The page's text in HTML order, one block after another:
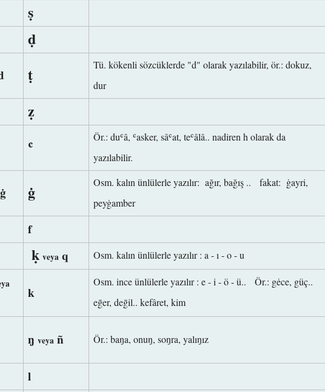
ṣ
ḍ
ṭ
Tü. kökenli sözcüklerde "d" olarak yazılabilir, ör.: dokuz,
dur
ẓ
ʿ
Ör.: duʿâ, ʿasker, sâʿat, teʿâlâ.. nadiren h olarak da
yazılabilir.
ġ ġ Osm. kalın ünlülerle yazılır:ağır, bağış .. fakat: ġayri,
peyġamber
f
ḳ veya q Osm. kalın ünlülerle yazılır : a - ı - o - u
k
Osm. ince ünlülerle yazılır : e - i - ö - ü.. Ör.: gėce, güç..
eḡer, deḡil.. kefâret, kim
ŋveya ñ Ör.: baŋa, onuŋ, soŋra, yalıŋız
l